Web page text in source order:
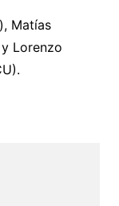
Matías
Lorenzo